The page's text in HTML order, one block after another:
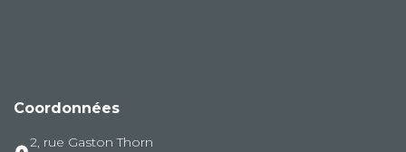
Coordonnées
2, rue Gaston Thorn